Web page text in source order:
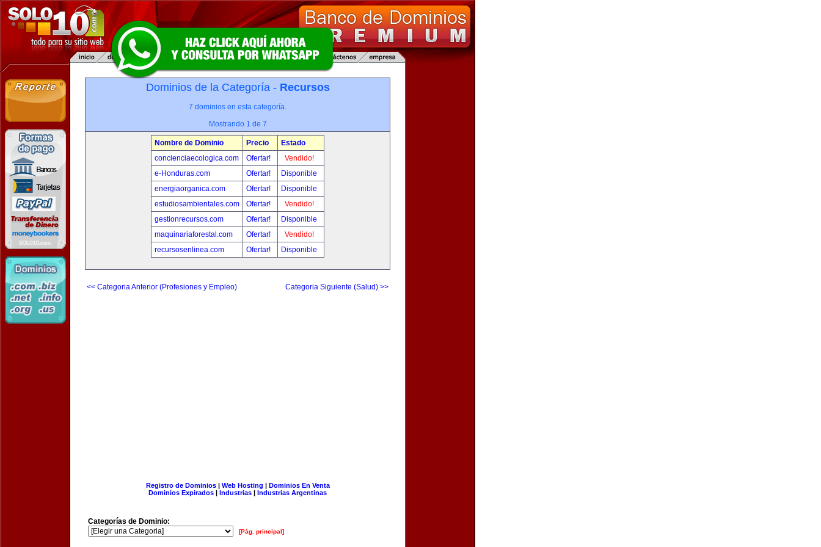
Dominios de la Categoría - Recursos
7 dominios en esta categoría.
Mostrando 1 de 7
Nombre de Dominio Precio
Estado
concienciaecologica.com
Ofertar!
Vendido!
e-Honduras.com
Ofertar!
Disponible
energiaorganica.com
Ofertar!
Disponible
estudiosambientales.com
Ofertar!
Vendido!
gestionrecursos.com
Ofertar!
Disponible
maquinariaforestal.com
Ofertar!
Vendido!
recursosenlinea.com
Ofertar! Disponible
<< Categoria Anterior (Profesiones y Empleo) Categoria Siguiente (Salud) >>
Registro de Dominios| Web Hosting | Dominios En Venta
Dominios Expirados | Industrias | Industrias Argentinas
Categorías de Dominio:
[Pág. principal]